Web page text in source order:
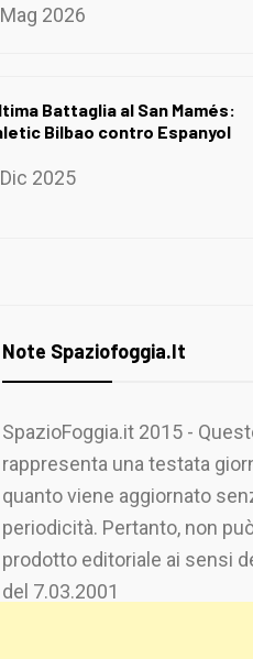
2026
Battaglia al San Mamés:
Bilbao contro Espanyol
2025
Note Spaziofoggia.it
SpazioFoggia.it 2015 -
rappresenta una testata
quanto viene aggiornato
periodicità. Pertanto, non
prodotto editoriale ai sensi
del 7.03.2001